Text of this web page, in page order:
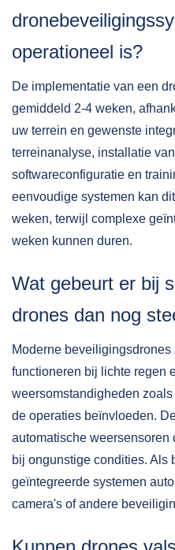
operationeel is?
De implementatie van een
gemiddeld 2-4 weken,
uw terrein en gewenste
terreinanalyse, installatie
softwareconfiguratie en
eenvoudige systemen kan
weken, terwijl complexe
weken kunnen duren.
Wat gebeurt er bij
drones dan nog
Moderne
functioneren bij lichte regen
weersomstandigheden
de operaties beïnvloeden.
automatische
bij ongunstige condities. Als
geïntegreerde systemen
camera's of andere